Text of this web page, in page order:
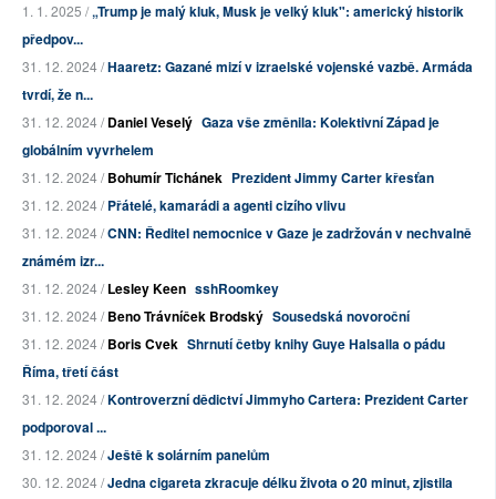
1. 1. 2025 /„Trump je malý kluk, Musk je velký kluk": americký historik
předpov...
31. 12. 2024 /Haaretz: Gazané mizí v izraelské vojenské vazbě. Armáda
tvrdí, že n...
31. 12. 2024 /Daniel Veselý Gaza vše změnila: Kolektivní Západ je
globálním vyvrhelem
31. 12. 2024 /Bohumír Tichánek Prezident Jimmy Carter křesťan
31. 12. 2024 /Přátelé, kamarádi a agenti cizího vlivu
31. 12. 2024 /CNN: Ředitel nemocnice v Gaze je zadržován v nechvalně
známém izr...
31. 12. 2024 /Lesley Keen sshRoomkey
31. 12. 2024 /Beno Trávníček Brodský Sousedská novoroční
31. 12. 2024 /Boris Cvek Shrnutí četby knihy Guye Halsalla o pádu
Říma, třetí část
31. 12. 2024 /Kontroverzní dědictví Jimmyho Cartera: Prezident Carter
podporoval ...
31. 12. 2024 /Ještě k solárním panelům
30. 12. 2024 /Jedna cigareta zkracuje délku života o 20 minut, zjistila